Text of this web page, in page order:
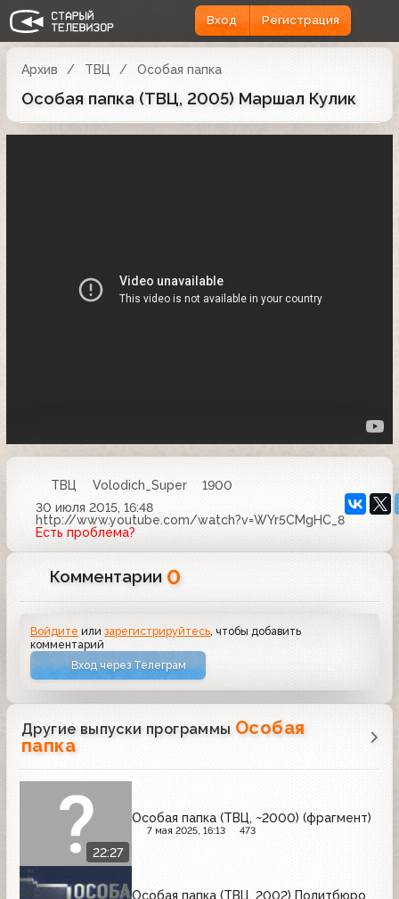
Вход Регистрация
Архив ТВЦ Особая папка
Особая папка (ТВЦ, 2005) Маршал Кулик
ТВЦ Volodich_Super
1900
30 июля 2015, 16:48
http://www.youtube.com/watch?v=WYr5CMgHC_8
Есть проблема?
Комментарии 0
Войдите илизарегистрируйтесь , чтобы добавить
комментарий
Вход через Телеграм
Другие выпуски программы Особая
папка
22:27
Особая папка (ТВЦ, ~2000) (фрагмент)
7 мая 2025, 16:13 473
Особая папка (ТВЦ, 2002) Политбюро